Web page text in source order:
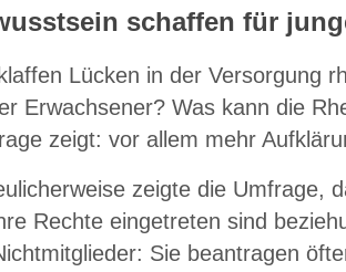
schaffen für
Lücken in der Versorgung
Erwachsener? Was kann die
zeigt: vor allem mehr
zeigte die Umfrage,
Rechte eingetreten sind
Sie beantragen